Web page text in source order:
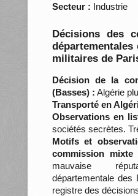
Secteur : Industrie
Décisions des
militaires de
Décision de la
(Basses) : Algérie
Transporté en
Observations en
sociétés secrètes.
Motifs et
commission mixte
mauvaise
départementale des
registre des